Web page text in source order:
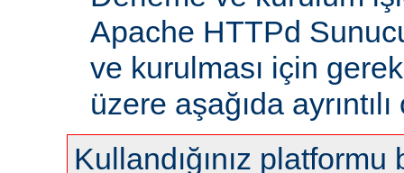
Apache HTTPd
ve kurulması için
üzere aşağıda
Kullandığınız